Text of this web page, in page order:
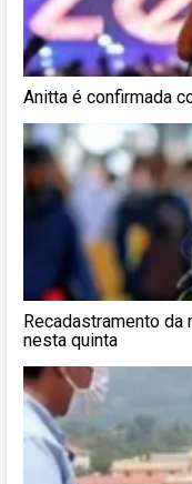
Anitta é confirmada
Recadastramento
nesta quinta